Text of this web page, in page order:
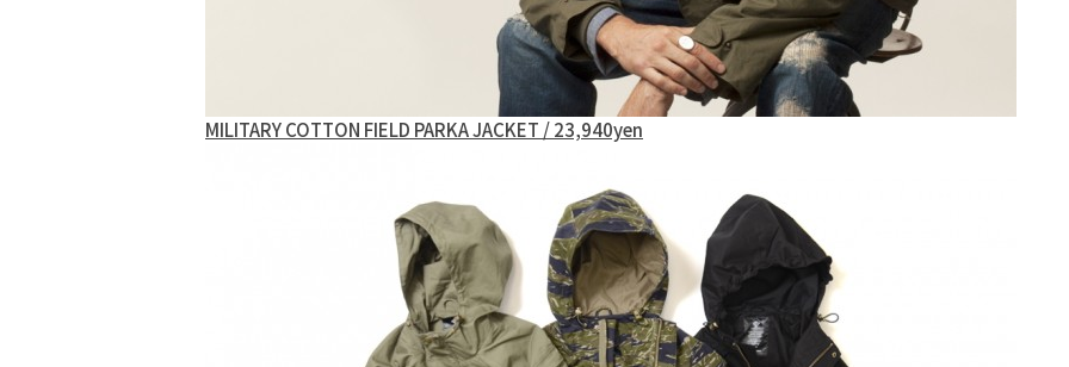
MILITARY COTTON FIELD PARKA JACKET / 23,940yen